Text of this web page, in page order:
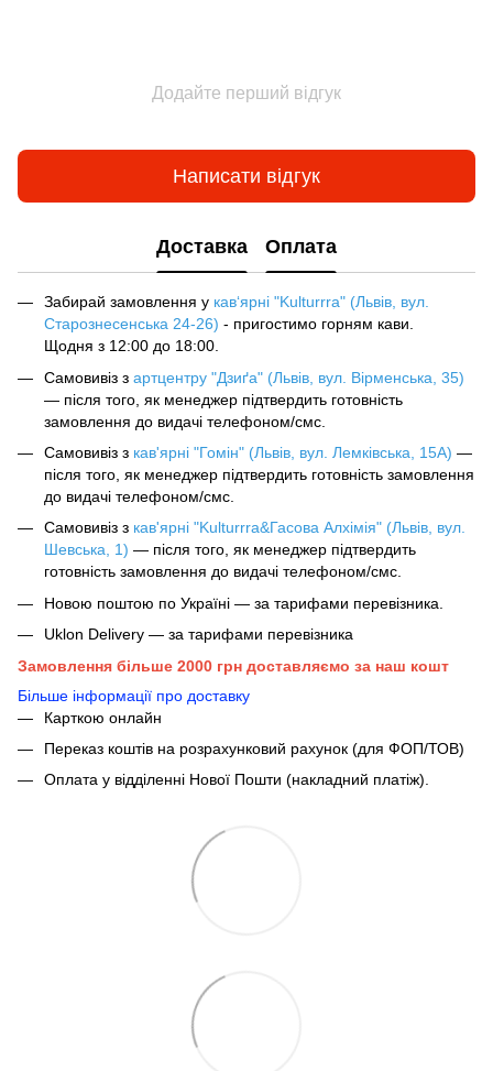
Додайте перший відгук
Написати відгук
Доставка Оплата
Забирай замовлення у кав‘ярні "Kulturrra" (Львів, вул.
Старознесенська 24-26) - пригостимо горням кави.
Щодня з 12:00 до 18:00.
Самовивіз з артцентру "Дзиґа" (Львів, вул. Вірменська, 35)
— після того, як менеджер підтвердить готовність
замовлення до видачі телефоном/смс.
Самовивіз з кав'ярні "Гомін" (Львів, вул. Лемківська, 15А) —
після того, як менеджер підтвердить готовність замовлення
до видачі телефоном/смс.
Самовивіз з кав'ярні "Kulturrra&Гасова Алхімія" (Львів, вул.
Шевська, 1) — після того, як менеджер підтвердить
готовність замовлення до видачі телефоном/смс.
Новою поштою по Україні — за тарифами перевізника.
Uklon Delivery — за тарифами перевізника
Замовлення більше 2000 грн доставляємо за наш кошт
Більше інформації про доставку
Карткою онлайн
Переказ коштів на розрахунковий рахунок (для ФОП/ТОВ)
Оплата у відділенні Нової Пошти (накладний платіж).